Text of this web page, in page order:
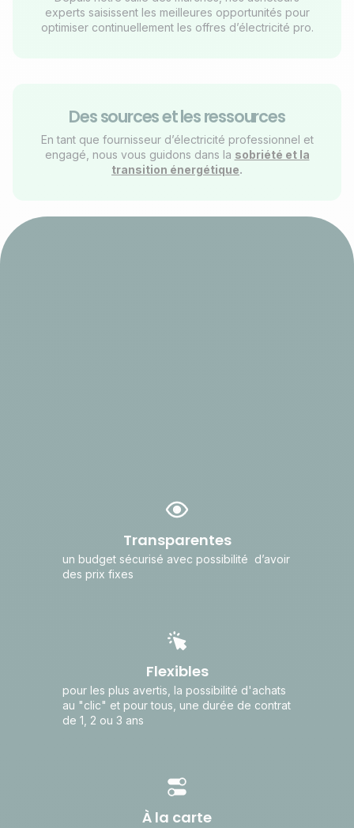
experts saisissent les meilleures opportunités pour
optimiser continuellement les offres d’électricité pro.
Des sources et les ressources
En tant que fournisseur d’électricité professionnel et
engagé, nous vous guidons dans la sobriété et la
transition énergétique.
Transparentes
un budget sécurisé avec possibilité d’avoir
des prix fixes
Flexibles
pour les plus avertis, la possibilité d'achats
au "clic" et pour tous, une durée de contrat
de 1, 2 ou 3 ans
À la carte